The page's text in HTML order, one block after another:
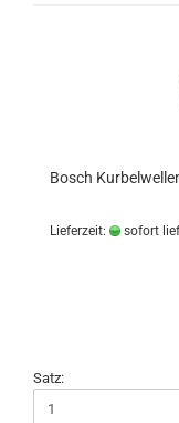
Bosch
Lieferzeit: sofort
Satz: